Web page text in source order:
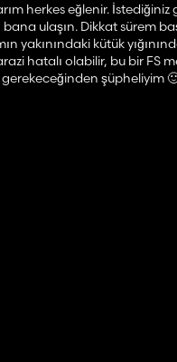
herkes eğlenir.
ulaşın. Dikkat sürem
yakınındaki kütük
hatalı olabilir, bu bir FS
şüpheliyim